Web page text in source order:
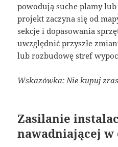
powodują suche plamy
projekt zaczyna się od
sekcje i dopasowania
uwzględnić przyszłe
lub rozbudowę stref
Wskazówka: Nie kupuj
Zasilanie
nawadniającej w